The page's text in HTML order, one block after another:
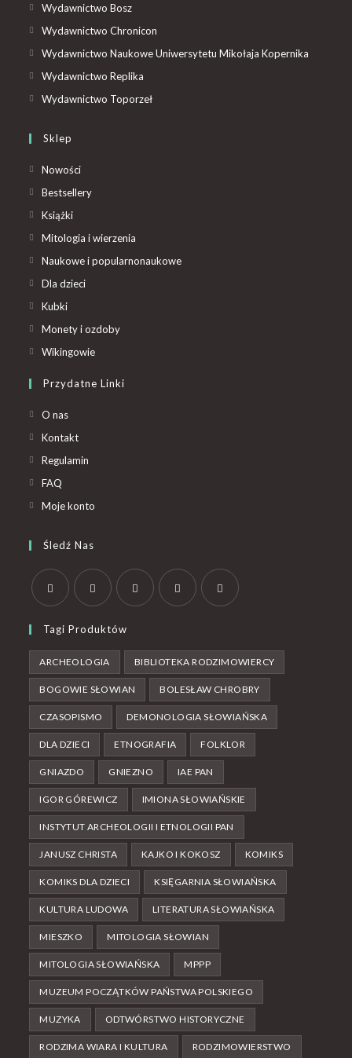
Wydawnictwo Bosz
Wydawnictwo Chronicon
Wydawnictwo Naukowe Uniwersytetu Mikołaja Kopernika
Wydawnictwo Replika
Wydawnictwo Toporzeł
Sklep
Nowości
Bestsellery
Książki
Mitologia i wierzenia
Naukowe i popularnonaukowe
Dla dzieci
Kubki
Monety i ozdoby
Wikingowie
Przydatne Linki
O nas
Kontakt
Regulamin
FAQ
Moje konto
Śledź Nas
Tagi Produktów
ARCHEOLOGIA BIBLIOTEKA RODZIMOWIERCY
BOGOWIE SŁOWIAN BOLESŁAW CHROBRY
CZASOPISMO DEMONOLOGIA SŁOWIAŃSKA
DLA DZIECI ETNOGRAFIA FOLKLOR
GNIAZDO GNIEZNO IAE PAN
IGOR GÓREWICZ IMIONA SŁOWIAŃSKIE
INSTYTUT ARCHEOLOGII I ETNOLOGII PAN
JANUSZ CHRISTA KAJKO I KOKOSZ KOMIKS
KOMIKS DLA DZIECI KSIĘGARNIA SŁOWIAŃSKA
KULTURA LUDOWA LITERATURA SŁOWIAŃSKA
MIESZKO MITOLOGIA SŁOWIAN
MITOLOGIA SŁOWIAŃSKA MPPP
MUZEUM POCZĄTKÓW PAŃSTWA POLSKIEGO
MUZYKA ODTWÓRSTWO HISTORYCZNE
RODZIMA WIARA I KULTURA RODZIMOWIERSTWO